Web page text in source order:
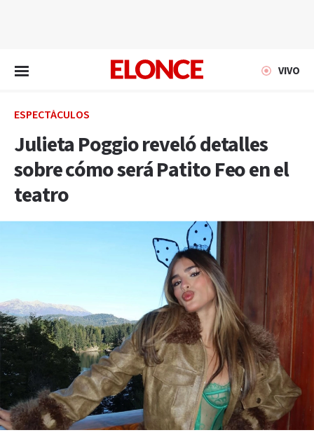
VIVO
ESPECTÁCULOS
Julieta Poggio reveló detalles
sobre cómo será Patito Feo en el
teatro